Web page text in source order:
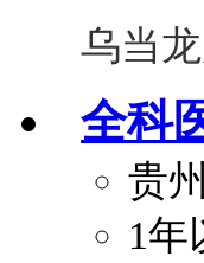
乌当
全科
贵州
1年